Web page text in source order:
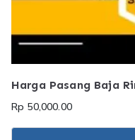
Harga Pasang Baja
Rp 50,000.00